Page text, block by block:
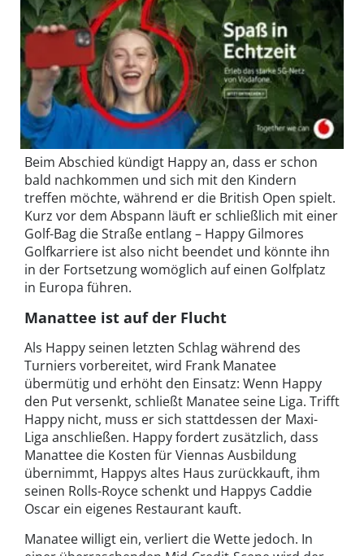
Beim Abschied kündigt Happy an, dass er schon
bald nachkommen und sich mit den Kindern
treffen möchte, während er die British Open spielt.
Kurz vor dem Abspann läuft er schließlich mit einer
Golf-Bag die Straße entlang – Happy Gilmores
Golfkarriere ist also nicht beendet und könnte ihn
in der Fortsetzung womöglich auf einen Golfplatz
in Europa führen.
Manattee ist auf der Flucht
Als Happy seinen letzten Schlag während des
Turniers vorbereitet, wird Frank Manatee
übermütig und erhöht den Einsatz: Wenn Happy
den Put versenkt, schließt Manatee seine Liga. Trifft
Happy nicht, muss er sich stattdessen der Maxi-
Liga anschließen. Happy fordert zusätzlich, dass
Manattee die Kosten für Viennas Ausbildung
übernimmt, Happys altes Haus zurückkauft, ihm
seinen Rolls-Royce schenkt und Happys Caddie
Oscar ein eigenes Restaurant kauft.
Manatee willigt ein, verliert die Wette jedoch. In